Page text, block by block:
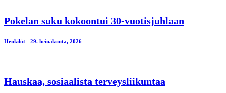
Pokelan suku kokoontui 30-vuotisjuhlaan
Henkilöt 29. heinäkuuta, 2026
Hauskaa, sosiaalista terveysliikuntaa